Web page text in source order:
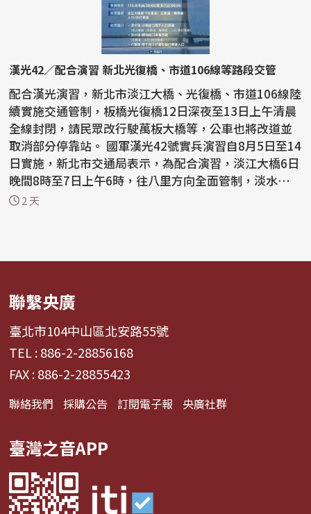
漢光42／配合演習 新北光復橋、市道106線等路段交管
配合漢光演習，新北市淡江大橋、光復橋、市道106線陸
續實施交通管制，板橋光復橋12日深夜至13日上午清晨
全線封閉，請民眾改行駛萬板大橋等，公車也將改道並
取消部分停靠站。 國軍漢光42號實兵演習自8月5日至14
日實施，新北市交通局表示，為配合演習，淡江大橋6日
晚間8時至7日上午6時，往八里方向全面管制，淡水端
沙...2 天
聯繫央廣
臺北市104中山區北安路55號
TEL : 886-2-28856168
FAX : 886-2-28855423
聯絡我們 採購公告 訂閱電子報 央廣社群
臺灣之音APP